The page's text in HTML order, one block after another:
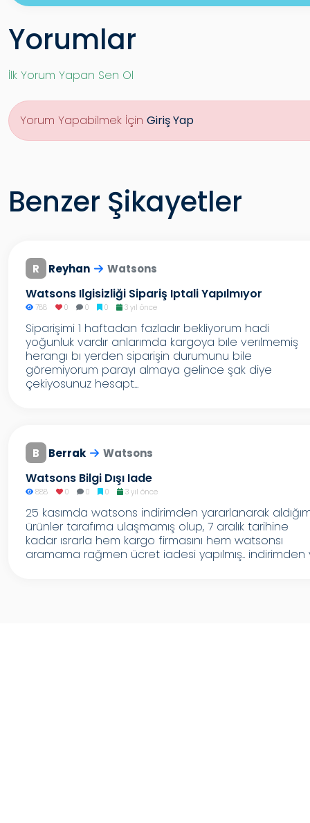
Yorumlar
İlk Yorum Yapan Sen Ol
Yorum Yapabilmek İçin Giriş Yap
Benzer Şikayetler
R Reyhan Watsons
Watsons Ilgisizliği Sipariş Iptali Yapılmıyor
788 0 0 0 3 yıl önce
Siparişimi 1 haftadan fazladır bekliyorum hadi
yoğunluk vardır anlarımda kargoya bıle verılmemiş
herangı bı yerden siparişin durumunu bile
göremiyorum parayı almaya gelince şak diye
çekiyosunuz hesapt...
B Berrak Watsons
Watsons Bilgi Dışı Iade
888 0 0 0 3 yıl önce
25 kasımda watsons indirimden yararlanarak
ürünler tarafıma ulaşmamış olup, 7 aralık tarihine
kadar ısrarla hem kargo firmasını hem watsonsı
aramama rağmen ücret iadesi yapılmış.. indirimden